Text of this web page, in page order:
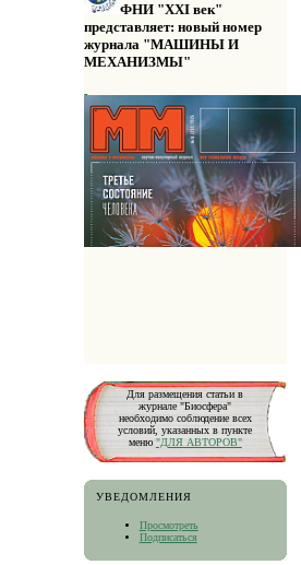
ФНИ "XXI век"
представляет: новый номер
журнала "МАШИНЫ И
МЕХАНИЗМЫ"
Для размещения статьи в
журнале "Биосфера"
необходимо соблюдение всех
условий, указанных в пункте
меню "ДЛЯ АВТОРОВ"
УВЕДОМЛЕНИЯ
Просмотреть
Подписаться